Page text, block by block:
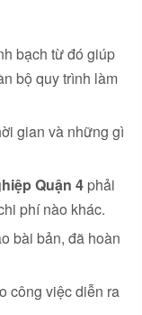
bạch từ đó giúp
bộ quy trình làm
gian và những gì
Quận 4 phải
phí nào khác.
bài bản, đã hoàn
công việc diễn ra